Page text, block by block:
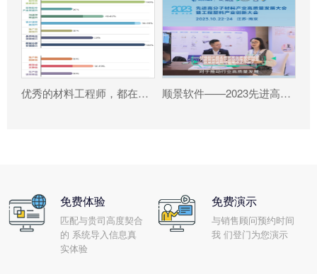
优秀的材料工程师，都在跟这个新朋友打交道! 顺景软件——2023先进高分子材料产业高质量发展大会暨工程塑料产业创新大会
免费体验
匹配与贵司高度契合
的 系统导入信息真
实体验
免费演示
与销售顾问预约时间
我 们登门为您演示